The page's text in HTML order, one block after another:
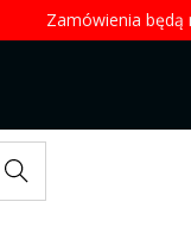
Zamówienia będą
Search